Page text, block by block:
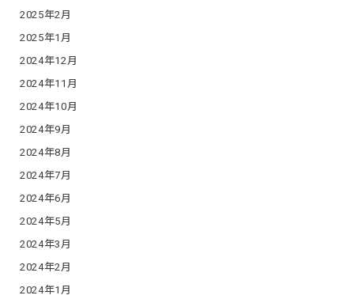
2025年2月
2025年1月
2024年12月
2024年11月
2024年10月
2024年9月
2024年8月
2024年7月
2024年6月
2024年5月
2024年3月
2024年2月
2024年1月